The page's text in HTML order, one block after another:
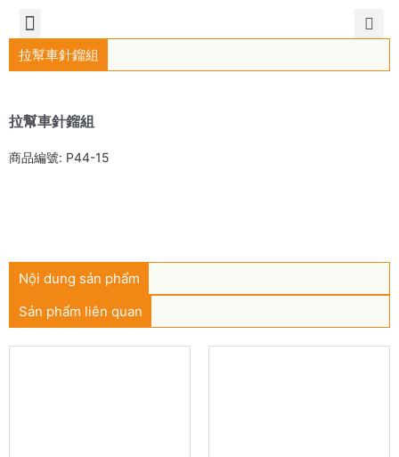
拉幫車針鎦組
拉幫車針鎦組
商品編號: P44-15
Nội dung sản phẩm
Sản phẩm liên quan